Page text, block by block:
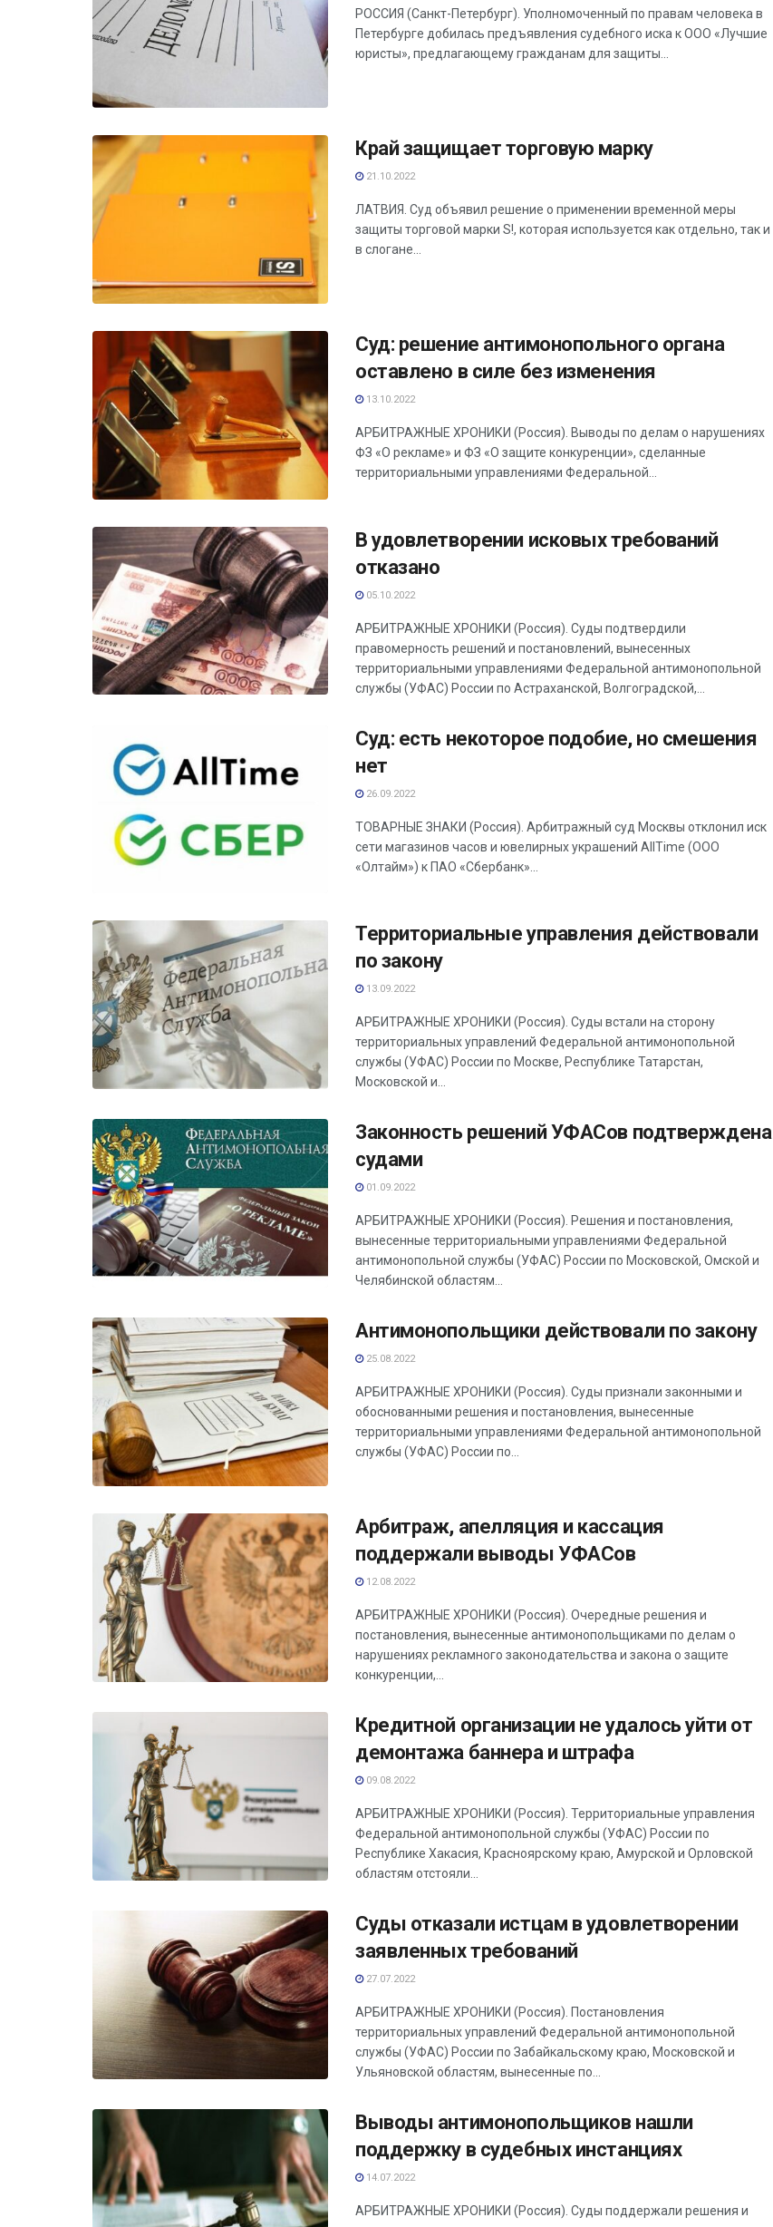
РОССИЯ (Санкт-Петербург). Уполномоченный по правам человека в
Петербурге добилась предъявления судебного иска к ООО «Лучшие
юристы», предлагающему гражданам для защиты...
Край защищает торговую марку
21.10.2022
ЛАТВИЯ. Суд объявил решение о применении временной меры
защиты торговой марки S!, которая используется как отдельно, так и
в слогане...
Суд: решение антимонопольного органа
оставлено в силе без изменения
13.10.2022
АРБИТРАЖНЫЕ ХРОНИКИ (Россия). Выводы по делам о нарушениях
ФЗ «О рекламе» и ФЗ «О защите конкуренции», сделанные
территориальными управлениями Федеральной...
В удовлетворении исковых требований
отказано
05.10.2022
АРБИТРАЖНЫЕ ХРОНИКИ (Россия). Суды подтвердили
правомерность решений и постановлений, вынесенных
территориальными управлениями Федеральной антимонопольной
службы (УФАС) России по Астраханской, Волгоградской,...
Суд: есть некоторое подобие, но смешения
нет
26.09.2022
ТОВАРНЫЕ ЗНАКИ (Россия). Арбитражный суд Москвы отклонил иск
сети магазинов часов и ювелирных украшений AllTime (ООО
«Олтайм») к ПАО «Сбербанк»...
Территориальные управления действовали
по закону
13.09.2022
АРБИТРАЖНЫЕ ХРОНИКИ (Россия). Суды встали на сторону
территориальных управлений Федеральной антимонопольной
службы (УФАС) России по Москве, Республике Татарстан,
Московской и...
Законность решений УФАСов подтверждена
судами
01.09.2022
АРБИТРАЖНЫЕ ХРОНИКИ (Россия). Решения и постановления,
вынесенные территориальными управлениями Федеральной
антимонопольной службы (УФАС) России по Московской, Омской и
Челябинской областям...
Антимонопольщики действовали по закону
25.08.2022
АРБИТРАЖНЫЕ ХРОНИКИ (Россия). Суды признали законными и
обоснованными решения и постановления, вынесенные
территориальными управлениями Федеральной антимонопольной
службы (УФАС) России по...
Арбитраж, апелляция и кассация
поддержали выводы УФАСов
12.08.2022
АРБИТРАЖНЫЕ ХРОНИКИ (Россия). Очередные решения и
постановления, вынесенные антимонопольщиками по делам о
нарушениях рекламного законодательства и закона о защите
конкуренции,...
Кредитной организации не удалось уйти от
демонтажа баннера и штрафа
09.08.2022
АРБИТРАЖНЫЕ ХРОНИКИ (Россия). Территориальные управления
Федеральной антимонопольной службы (УФАС) России по
Республике Хакасия, Красноярскому краю, Амурской и Орловской
областям отстояли...
Суды отказали истцам в удовлетворении
заявленных требований
27.07.2022
АРБИТРАЖНЫЕ ХРОНИКИ (Россия). Постановления
территориальных управлений Федеральной антимонопольной
службы (УФАС) России по Забайкальскому краю, Московской и
Ульяновской областям, вынесенные по...
Выводы антимонопольщиков нашли
поддержку в судебных инстанциях
14.07.2022
АРБИТРАЖНЫЕ ХРОНИКИ (Россия). Суды поддержали решения и